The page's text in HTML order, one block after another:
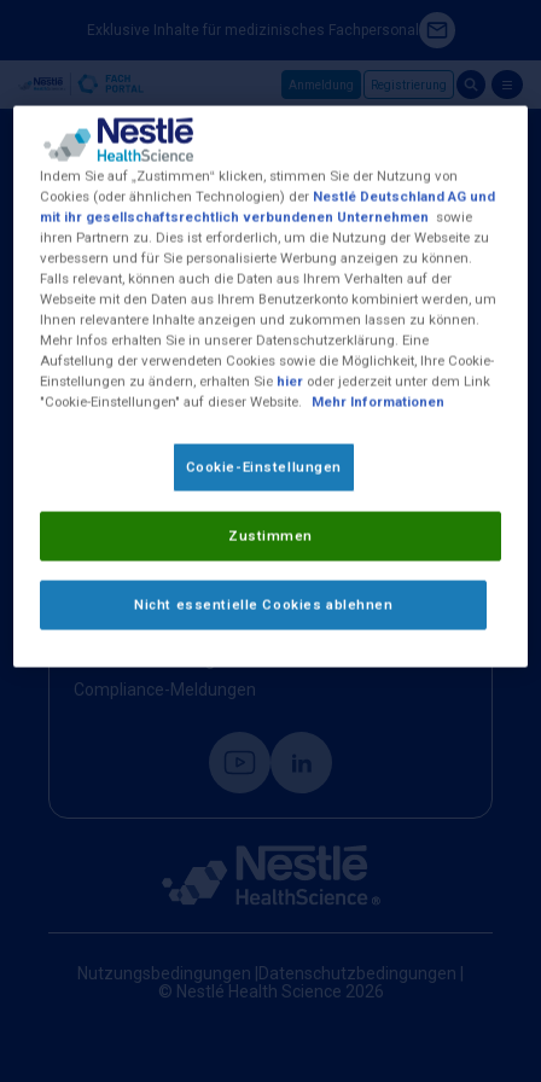
Skip to main content
Exklusive Inhalte für medizinisches Fachpersonal
Anmeldung Registrierung
Nestlé Health Science (Deutschland) GmbH
Baseler Straße 46
D-60329 Frankfurt am Main
Tel.:0800 100 16 35
(Kostenlos aus dem deutschen Fest- und
Mobilfunknetz)
Erreichbar Montag bis Donnerstag von 09:00
Impressum
Nestlé Health Science Website
Compliance-Meldungen
Nutzungsbedingungen Datenschutzbedingungen
© Nestlé Health Science 2026
Indem Sie auf „Zustimmen“ klicken, stimmen Sie der Nutzung von
Cookies (oder ähnlichen Technologien) der Nestlé Deutschland AG und
mit ihr gesellschaftsrechtlich verbundenen Unternehmen sowie
ihren Partnern zu. Dies ist erforderlich, um die Nutzung der Webseite zu
verbessern und für Sie personalisierte Werbung anzeigen zu können.
Falls relevant, können auch die Daten aus Ihrem Verhalten auf der
Webseite mit den Daten aus Ihrem Benutzerkonto kombiniert werden, um
Ihnen relevantere Inhalte anzeigen und zukommen lassen zu können.
Mehr Infos erhalten Sie in unserer Datenschutzerklärung. Eine
Aufstellung der verwendeten Cookies sowie die Möglichkeit, Ihre Cookie-
Einstellungen zu ändern, erhalten Sie hier oder jederzeit unter dem Link
"Cookie-Einstellungen" auf dieser Website.
Mehr Informationen
Cookie-Einstellungen
Nicht essentielle Cookies ablehnen
Zustimmen